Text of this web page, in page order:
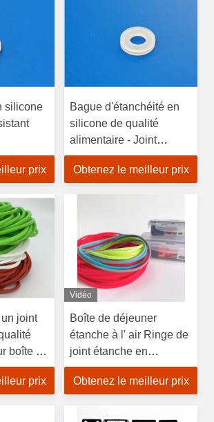
silicone
pourprix
Bague d'étanchéité en
silicone de qualité
alimentaire - Joint
étanche résistant à la
température
Obtenez le meilleur prix
joint
boîte à
prix
Vidéo
Boîte de déjeuner
étanche à l' air Ringe de
joint étanche en
caoutchouc de silicone
pour récipient
Obtenez le meilleur prix